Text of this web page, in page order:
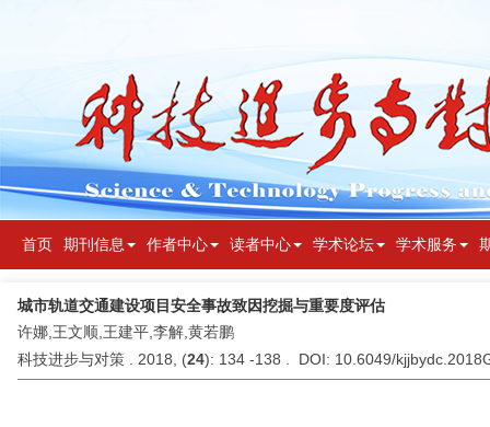
首页 期刊信息 作者中心 读者中心 学术论坛 学术服务
城市轨道交通建设项目安全事故致因挖掘与重要度评估
许娜,王文顺,王建平,李解,黄若鹏
科技进步与对策 . 2018, (24): 134 -138 . DOI: 10.6049/